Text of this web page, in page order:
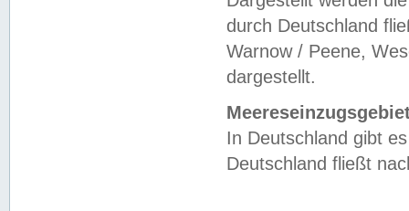
durch Deutschland
Warnow / Peene,
dargestellt.
In Deutschland gibt
Deutschland fließt